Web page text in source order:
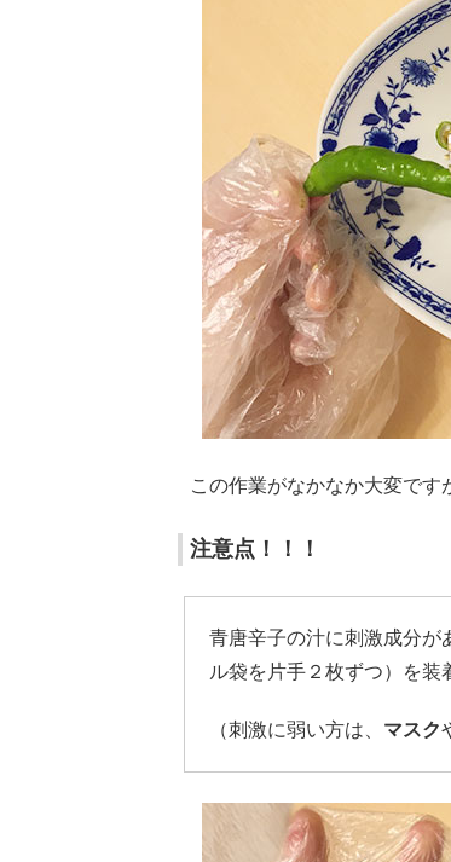
この作業がなかなか大変です
注意点！！！
青唐辛子の汁に刺激成分が
ル袋を片手２枚ずつ）を装
（刺激に弱い方は、 マスク